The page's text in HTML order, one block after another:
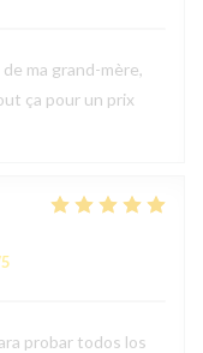
ma grand-mère,
ça pour un prix
probar todos los